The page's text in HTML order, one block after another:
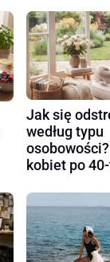
Jak się
według typu
kobiet po